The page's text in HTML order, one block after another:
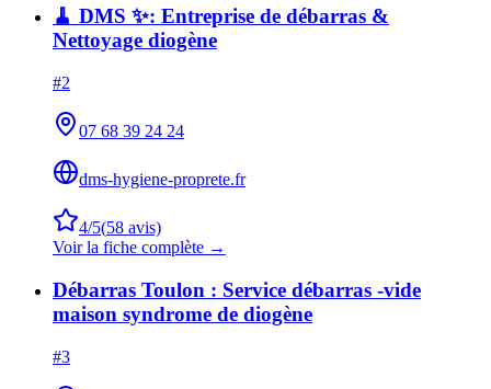
🧹 DMS ✨: Entreprise de débarras &
Nettoyage diogène
#2
07 68 39 24 24
dms-hygiene-proprete.fr
4/5(58 avis)
Voir la fiche complète →
Débarras Toulon : Service débarras -vide
maison syndrome de diogène
#3